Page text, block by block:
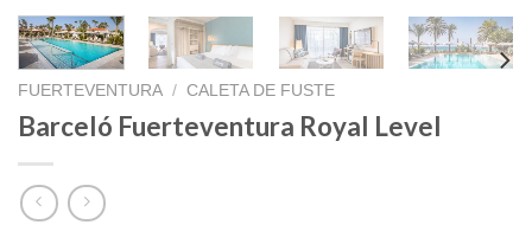
FUERTEVENTURA / CALETA DE FUSTE
Barceló Fuerteventura Royal Level